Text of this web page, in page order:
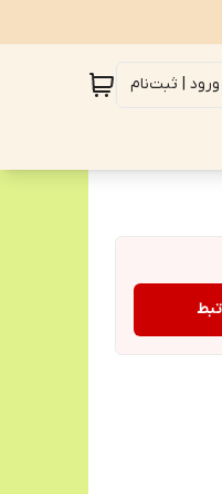
ورود | ثبت‌نام